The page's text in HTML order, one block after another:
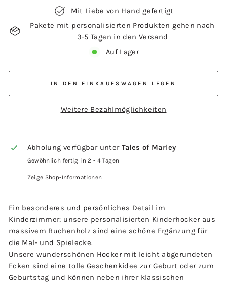
Mit Liebe von Hand gefertigt
Pakete mit personalisierten Produkten gehen nach
3-5 Tagen in den Versand
Auf Lager
IN DEN EINKAUFSWAGEN LEGEN
Weitere Bezahlmöglichkeiten
Abholung verfügbar unter Tales of Marley
Gewöhnlich fertig in 2 - 4 Tagen
Zeige Shop-Informationen
Ein besonderes und persönliches Detail im
Kinderzimmer: unsere personalisierten Kinderhocker aus
massivem Buchenholz sind eine schöne Ergänzung für
die Mal- und Spielecke.
Unsere wunderschönen Hocker mit leicht abgerundeten
Ecken sind eine tolle Geschenkidee zur Geburt oder zum
Geburtstag und können neben ihrer klassischen